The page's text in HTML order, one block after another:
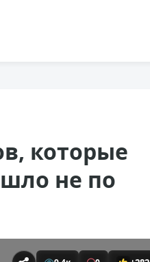
которые
не по